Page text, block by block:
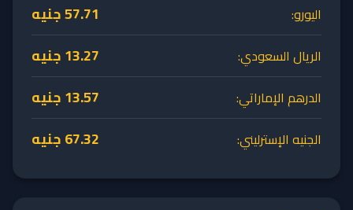
اليورو: 57.71جنيه
الريال السعودي: 13.27جنيه
الدرهم الإماراتي: 13.57جنيه
الجنيه الإسترليني: 67.32جنيه